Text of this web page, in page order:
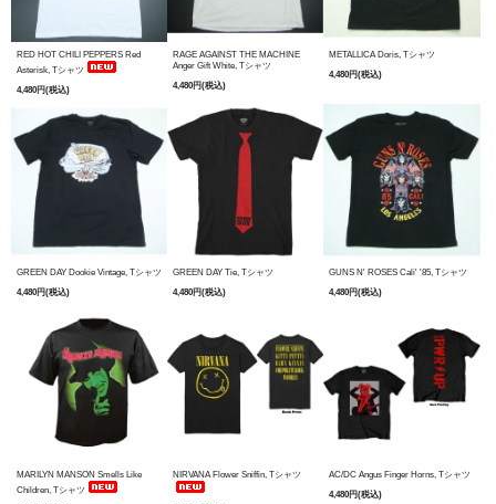
RED HOT CHILI PEPPERS Red
Asterisk, Tシャツ
4,480円(税込)
RAGE AGAINST THE MACHINE
Anger Gift White, Tシャツ
4,480円(税込)
METALLICA Doris, Tシャツ
4,480円(税込)
GREEN DAY Dookie Vintage, Tシャツ
4,480円(税込)
GREEN DAY Tie, Tシャツ
4,480円(税込)
GUNS N' ROSES Cali' '85, Tシャツ
4,480円(税込)
MARILYN MANSON Smells Like
Children, Tシャツ
NIRVANA Flower Sniffin, Tシャツ
AC/DC Angus Finger Horns, Tシャツ
4,480円(税込)